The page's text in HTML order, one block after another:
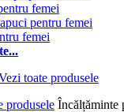
femei
pentru femei
femei
produsele Încălțăminte